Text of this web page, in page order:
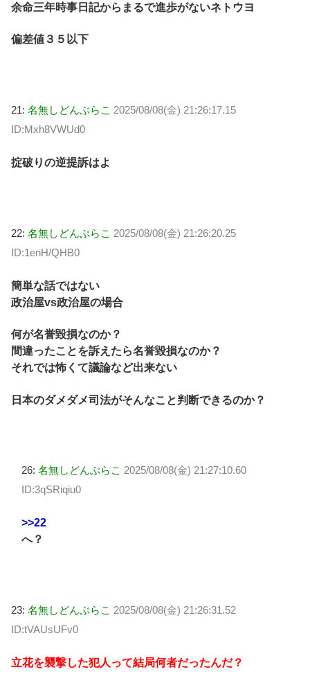
余命三年時事日記からまるで進歩がないネトウヨ
偏差値３５以下
21: 名無しどんぶらこ 2025/08/08(金) 21:26:17.15
ID:Mxh8VWUd0
掟破りの逆提訴はよ
22: 名無しどんぶらこ 2025/08/08(金) 21:26:20.25
ID:1enH/QHB0
簡単な話ではない
政治屋vs政治屋の場合
何が名誉毀損なのか？
間違ったことを訴えたら名誉毀損なのか？
それでは怖くて議論など出来ない
日本のダメダメ司法がそんなこと判断できるのか？
26: 名無しどんぶらこ 2025/08/08(金) 21:27:10.60
ID:3qSRiqiu0
>>22
へ？
23: 名無しどんぶらこ 2025/08/08(金) 21:26:31.52
ID:tVAUsUFv0
立花を襲撃した犯人って結局何者だったんだ？